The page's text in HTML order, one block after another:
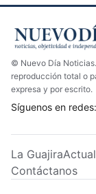
© Nuevo Día
reproducción total o
expresa y por escrito.
Síguenos en redes:
La Guajira
Contáctanos